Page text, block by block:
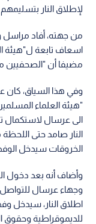
لإطلاق النار بتسليمهم
اسعاف تابعة ل"هيئة
مضيفا أن "الصحفيين
وفي هذا السياق، كان
"هيئة العلماء
الى عرسال لاستكمال
النار صامد حتى
الخروقات سيدخل
وأضاف أنه بعد دخول
وجهاء عرسال
اطلاق النار، سيدخل
للديموقراطية وحقوق